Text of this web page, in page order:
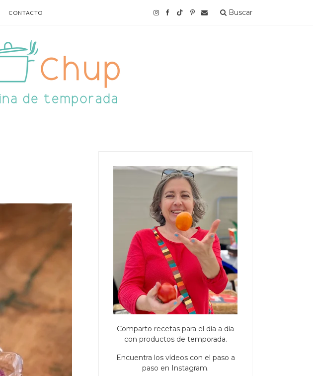
CONTACTO Buscar
Comparto recetas para el día a día
con productos de temporada.
Encuentra los vídeos con el paso a
paso en Instagram.